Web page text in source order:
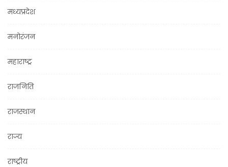
मध्यप्रदेश
मनोरंजन
महाराष्ट्र
राजनिति
राजस्थान
राज्य
राष्ट्रीय